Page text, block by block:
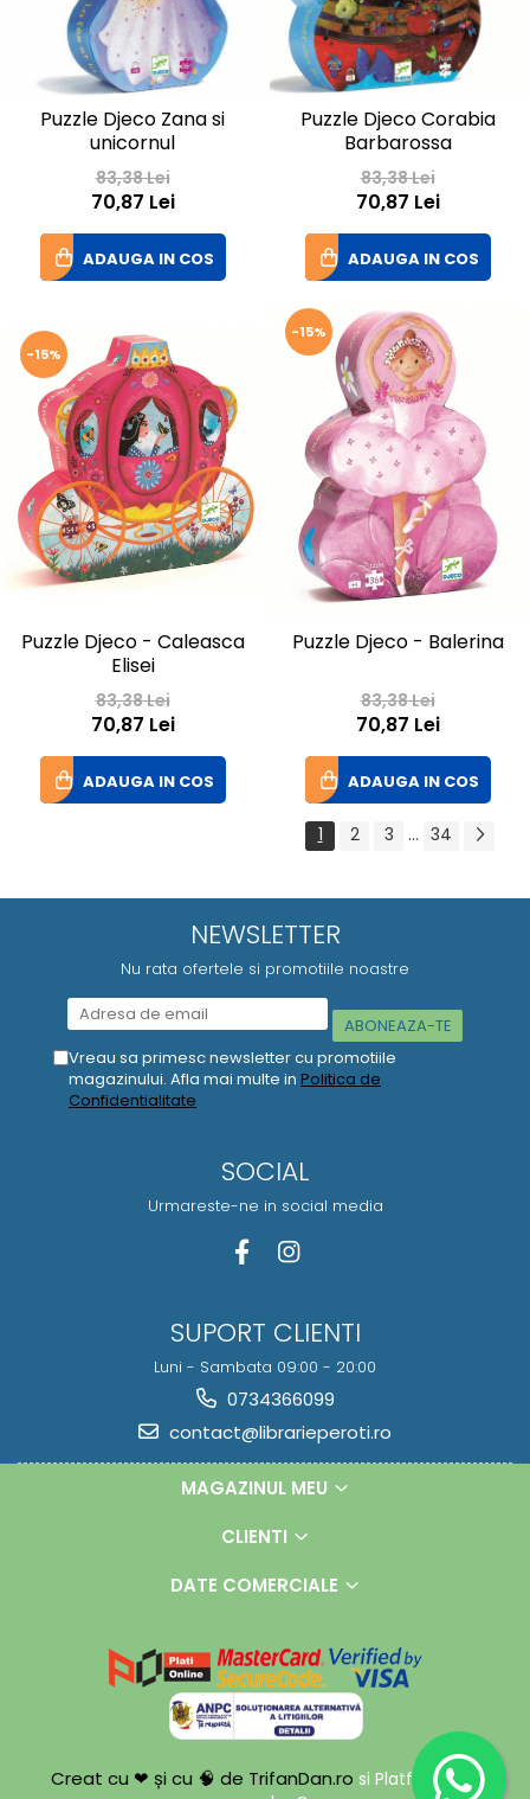
Puzzle Djeco Zana si
unicornul
83,38 Lei
70,87 Lei
ADAUGA IN COS
Puzzle Djeco Corabia
Barbarossa
83,38 Lei
70,87 Lei
ADAUGA IN COS
-15%
Puzzle Djeco - Caleasca
Elisei
83,38 Lei
70,87 Lei
ADAUGA IN COS
-15%
Puzzle Djeco - Balerina
83,38 Lei
70,87 Lei
ADAUGA IN COS
1 2 3 ... 34
NEWSLETTER
Nu rata ofertele si promotiile noastre
Vreau sa primesc newsletter cu promotiile
magazinului. Afla mai multe in Politica de
Confidentialitate
SOCIAL
Urmareste-ne in social media
SUPORT CLIENTI
Luni - Sambata 09:00 - 20:00
0734366099
contact@librarieperoti.ro
MAGAZINUL MEU
CLIENTI
DATE COMERCIALE
Creat cu ❤ și cu 🧠 de TrifanDan.ro si Platforma E-